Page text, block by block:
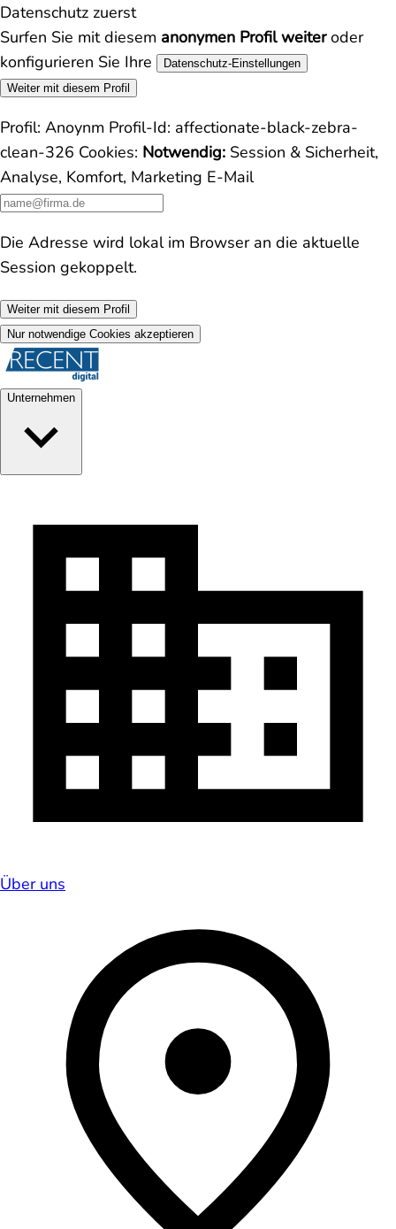
Datenschutz zuerst
Surfen Sie mit diesem anonymen Profil weiteroder
konfigurieren Sie Ihre
Datenschutz-Einstellungen
Weiter mit diesem Profil
Profil: Anoynm Profil-Id: affectionate-black-zebra-
clean-326 Cookies: Notwendig: Session & Sicherheit,
Analyse, Komfort, Marketing E-Mail
Die Adresse wird lokal im Browser an die aktuelle
Session gekoppelt.
Weiter mit diesem Profil
Nur notwendige Cookies akzeptieren
Unternehmen
Über uns